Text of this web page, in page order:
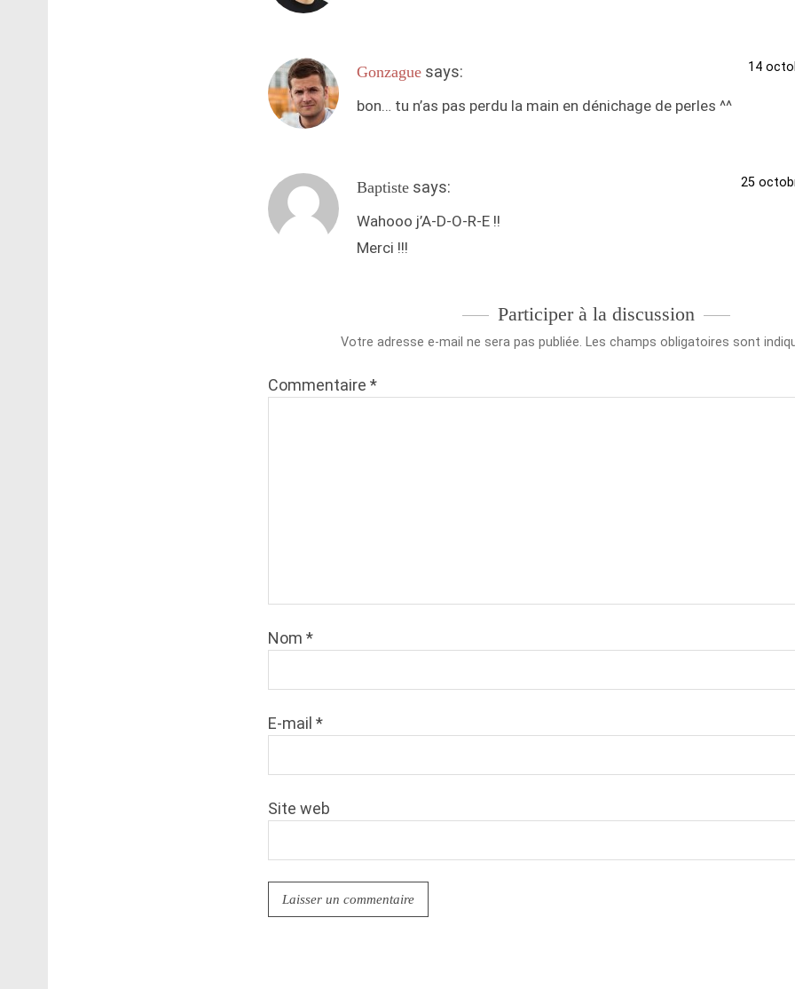
Gonzague says: 14
bon… tu n’as pas perdu la main en dénichage de perles ^^
Baptiste says: 25
Wahooo j’A-D-O-R-E !!
Merci !!!
Participer à la discussion
Votre adresse e-mail ne sera pas publiée. Les champs obligatoires sont
Commentaire *
Nom *
E-mail *
Site web